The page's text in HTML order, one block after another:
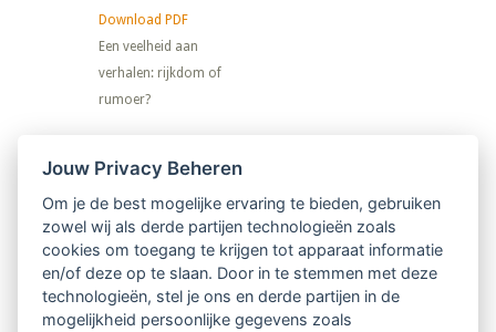
Download PDF
Een veelheid aan
verhalen: rijkdom of
rumoer?
Nieuwsbrief
Ontvang 10 x per jaar de LVSC-
relatienieuwsbrief met o.a.:
vrij toegankelijke TsvB-artikelen
Jouw Privacy Beheren
Om je de best mogelijke ervaring te bieden, gebruiken
zowel wij als derde partijen technologieën zoals
cookies om toegang te krijgen tot apparaat informatie
en/of deze op te slaan. Door in te stemmen met deze
technologieën, stel je ons en derde partijen in de
mogelijkheid persoonlijke gegevens zoals